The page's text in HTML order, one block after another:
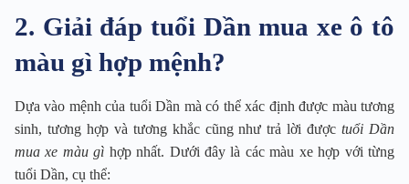
2. Giải đáp tuổi Dần mua xe ô tô
màu gì hợp mệnh?
Dựa vào mệnh của tuổi Dần mà có thể xác định được màu tương
sinh, tương hợp và tương khắc cũng như trả lời đượctuổi Dần
mua xe màu gì hợp nhất. Dưới đây là các màu xe hợp với từng
tuổi Dần, cụ thể: